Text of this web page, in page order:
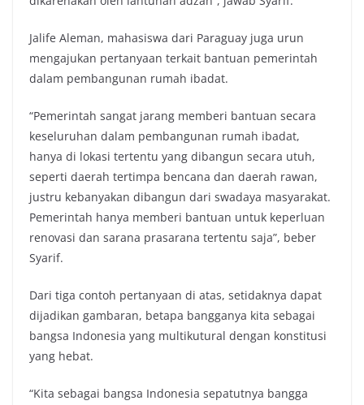
Jalife Aleman, mahasiswa dari Paraguay juga urun
mengajukan pertanyaan terkait bantuan pemerintah
dalam pembangunan rumah ibadat.
“Pemerintah sangat jarang memberi bantuan secara
keseluruhan dalam pembangunan rumah ibadat,
hanya di lokasi tertentu yang dibangun secara utuh,
seperti daerah tertimpa bencana dan daerah rawan,
justru kebanyakan dibangun dari swadaya masyarakat.
Pemerintah hanya memberi bantuan untuk keperluan
renovasi dan sarana prasarana tertentu saja”, beber
Syarif.
Dari tiga contoh pertanyaan di atas, setidaknya dapat
dijadikan gambaran, betapa bangganya kita sebagai
bangsa Indonesia yang multikutural dengan konstitusi
yang hebat.
“Kita sebagai bangsa Indonesia sepatutnya bangga